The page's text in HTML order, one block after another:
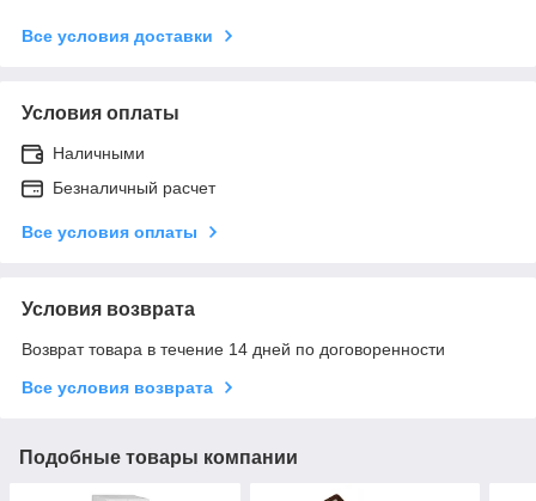
Все условия доставки
Условия оплаты
Наличными
Безналичный расчет
Все условия оплаты
Условия возврата
Возврат товара в течение 14 дней по договоренности
Все условия возврата
Подобные товары компании